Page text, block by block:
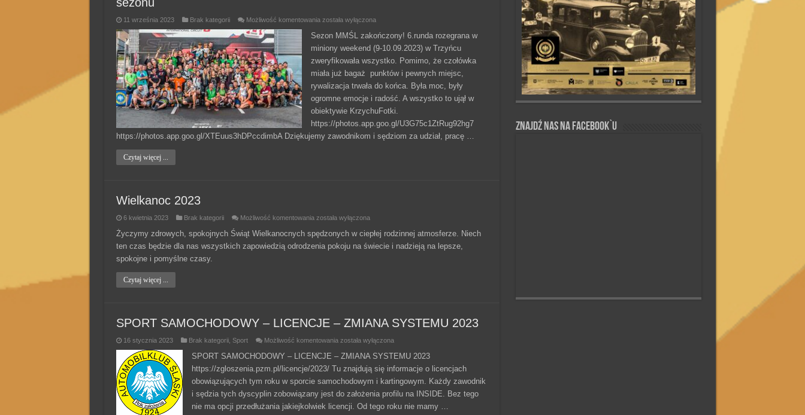
11 września 2023 Brak kategorii Możliwość komentowania Motocyklowe
Śląska
DuszanTeam
2023_zakończenie
sezonu
została wyłączona
Sezon MMŚL zakończony! 6.runda rozegrana w
miniony weekend (9-10.09.2023) w Trzyńcu
zweryfikowała wszystko. Pomimo, że czołówka
miała już bagaż punktów i pewnych miejsc,
rywalizacja trwała do końca. Była moc, były
ogromne emocje i radość. A wszystko to ujął w
obiektywie KrzychuFotki.
https://photos.app.goo.gl/U3G75c1ZtRug92hg7
https://photos.app.goo.gl/XTEuus3hDPccdimbA Dziękujemy zawodnikom i sędziom za udział, pracę …
Czytaj więcej ...
Wielkanoc 2023
6 kwietnia 2023 Brak kategorii Możliwość komentowania Wielkanoc
została wyłączona
Życzymy zdrowych, spokojnych Świąt Wielkanocnych spędzonych w ciepłej rodzinnej atmosferze. Niech
ten czas będzie dla nas wszystkich zapowiedzią odrodzenia pokoju na świecie i nadzieją na lepsze,
spokojne i pomyślne czasy.
Czytaj więcej ...
SPORT SAMOCHODOWY – LICENCJE – ZMIANA SYSTEMU 2023
16 stycznia 2023 Brak kategorii, Sport Możliwość komentowania SPORT
SAMOCHODOWY
–
LICENCJE
–
ZMIANA
SYSTEMU
2023
została wyłączona
SPORT SAMOCHODOWY – LICENCJE – ZMIANA SYSTEMU 2023
https://zgloszenia.pzm.pl/licencje/2023/ Tu znajdują się informacje o licencjach
obowiązujących tym roku w sporcie samochodowym i kartingowym. Każdy zawodnik
i sędzia tych dyscyplin zobowiązany jest do założenia profilu na INSIDE. Bez tego
nie ma opcji przedłużania jakiejkolwiek licencji. Od tego roku nie mamy …
Znajdź nas na Facebook`u